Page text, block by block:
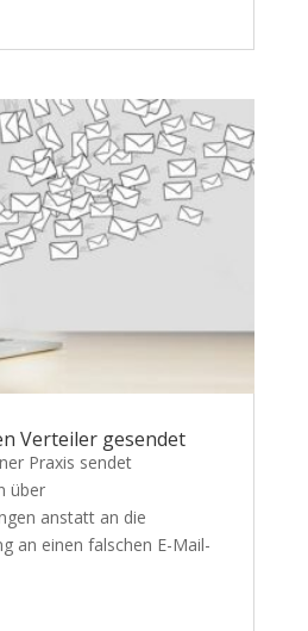
Verteiler gesendet
Praxis sendet
über
anstatt an die
an einen falschen E-Mail-